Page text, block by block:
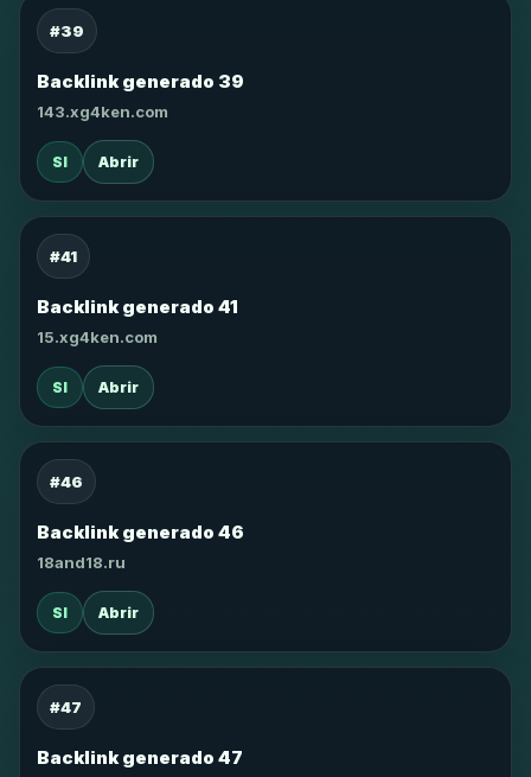
#39
Backlink generado 39
143.xg4ken.com
SI Abrir
#41
Backlink generado 41
15.xg4ken.com
SI Abrir
#46
Backlink generado 46
18and18.ru
SI Abrir
#47
Backlink generado 47